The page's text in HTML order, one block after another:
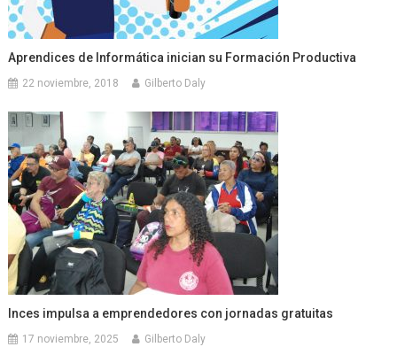
Aprendices de Informática inician su Formación Productiva
22 noviembre, 2018 Gilberto Daly
Inces impulsa a emprendedores con jornadas gratuitas
17 noviembre, 2025 Gilberto Daly